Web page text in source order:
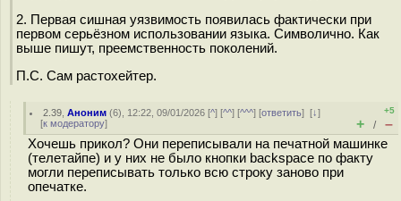
2. Первая сишная уязвимость появилась фактически при
первом серьёзном использовании языка. Символично. Как
выше пишут, преемственность поколений.
П.С. Сам растохейтер.
2.39 ,Аноним (6), 12:22, 09/01/2026 [^] [^^] [^^^] [ответить][↓]
[к модератору]
+5
+ / –
Хочешь прикол? Они переписывали на печатной машинке
(телетайпе) и у них не было кнопки backspace по факту
могли переписывать только всю строку заново при
опечатке.